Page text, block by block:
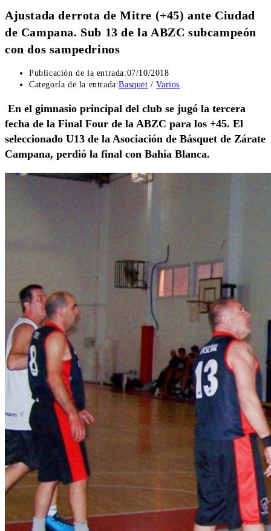
Ajustada derrota de Mitre (+45) ante Ciudad
de Campana. Sub 13 de la ABZC subcampeón
con dos sampedrinos
Publicación de la entrada:07/10/2018
Categoría de la entrada:Basquet / Varios
En el gimnasio principal del club se jugó la tercera
fecha de la Final Four de la ABZC para los +45. El
seleccionado U13 de la Asociación de Básquet de Zárate
Campana, perdió la final con Bahía Blanca.